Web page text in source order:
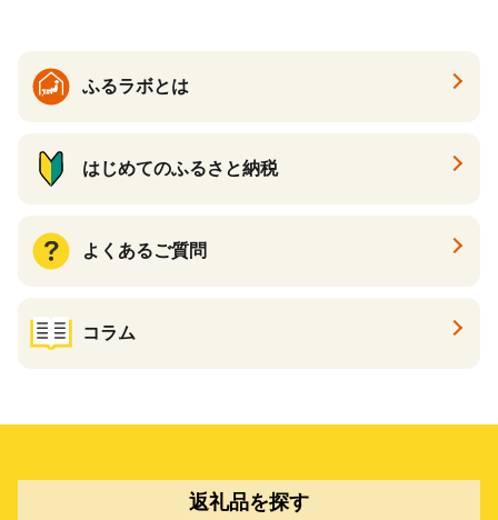
ふるラボとは
はじめてのふるさと納税
よくあるご質問
コラム
返礼品を探す